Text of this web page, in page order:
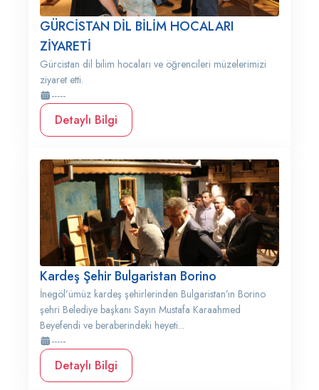
GÜRCİSTAN DİL BİLİM HOCALARI
ZİYARETİ
Gürcistan dil bilim hocaları ve öğrencileri müzelerimizi
ziyaret etti.
-----
Detaylı Bilgi
Kardeş Şehir Bulgaristan Borino
İnegöl’ümüz kardeş şehirlerinden Bulgaristan’ın Borino
şehri Belediye başkanı Sayın Mustafa Karaahmed
Beyefendi ve beraberindeki heyeti...
-----
Detaylı Bilgi